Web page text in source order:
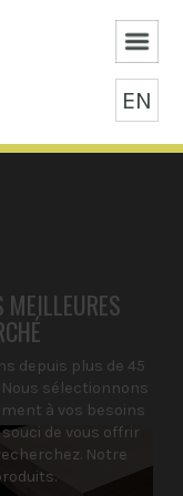
EN
MEILLEURES
depuis plus de 45
sélectionnons
à vos besoins
de vous offrir
Notre